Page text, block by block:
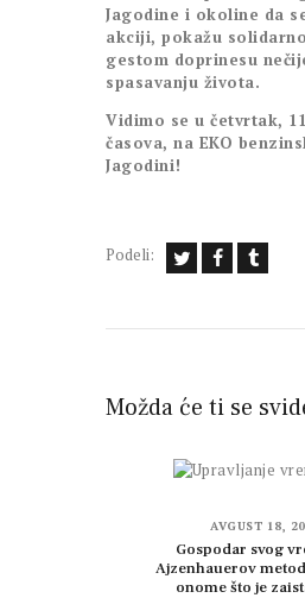
Jagodine i okoline da
akciji, pokažu
gestom doprinesu
spasavanju života.
Vidimo se u četvrtak,
časova, na EKO
Jagodini!
Podeli:
Možda će ti se
AVGUST 18,
Gospodar svog
Ajzenhauerov
onome što je